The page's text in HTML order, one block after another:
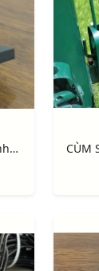
Móc khung thành nhựa PVC 2 điểm định vị (móc lưới khung thành)